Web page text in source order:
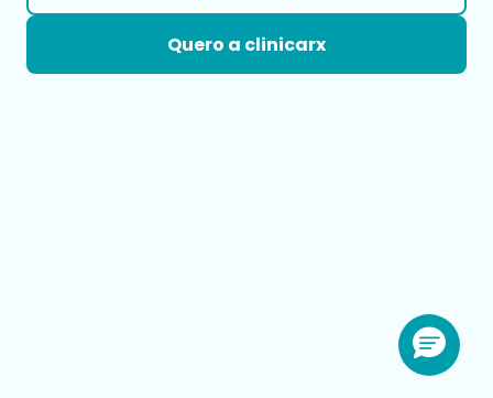
Quero a clinicarx